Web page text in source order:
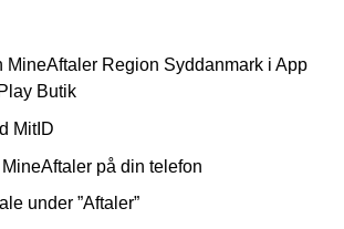
MineAftaler Region Syddanmark i App
Butik
MitID
på din telefon
under ”Aftaler”